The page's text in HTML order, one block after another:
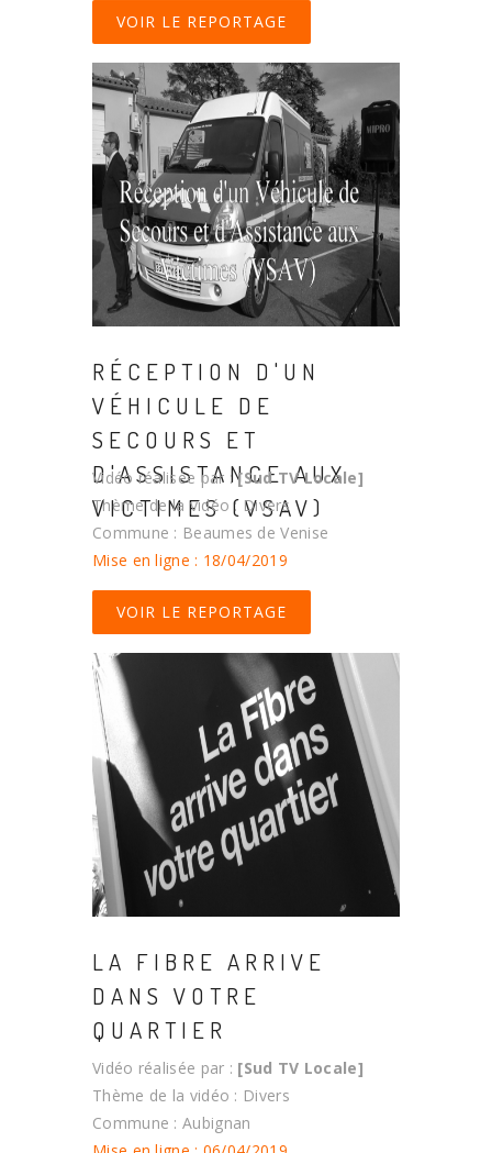
VOIR LE REPORTAGE
RÉCEPTION D'UN
VÉHICULE DE
SECOURS ET
D'ASSISTANCE AUX
VICTIMES (VSAV)
Vidéo réalisée par :[Sud TV Locale]
Thème de la vidéo : Divers
Commune : Beaumes de Venise
Mise en ligne : 18/04/2019
VOIR LE REPORTAGE
LA FIBRE ARRIVE
DANS VOTRE
QUARTIER
Vidéo réalisée par : [Sud TV Locale]
Thème de la vidéo : Divers
Commune : Aubignan